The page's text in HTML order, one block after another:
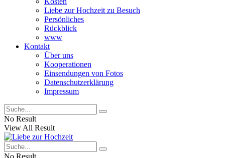
Liebe zur Hochzeit zu Besuch
Persönliches
Rückblick
www
Kontakt
Über uns
Kooperationen
Einsendungen von Fotos
Datenschutzerklärung
Impressum
No Result
View All Result
No Result